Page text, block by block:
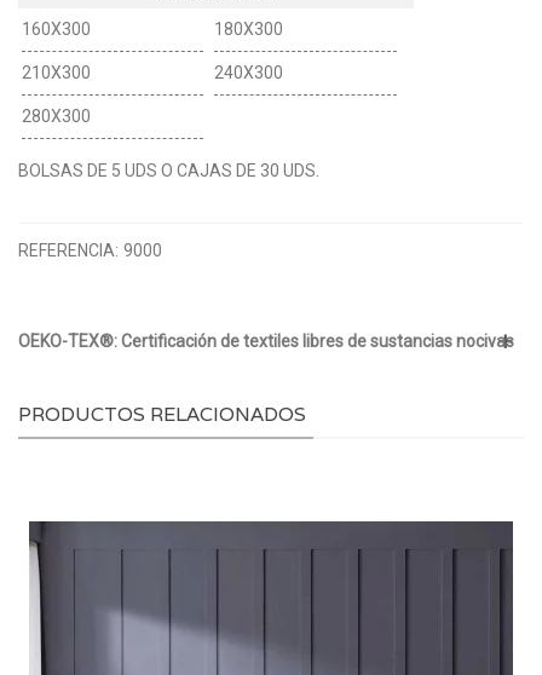
160X300 180X300
210X300 240X300
280X300
BOLSAS DE 5 UDS O CAJAS DE 30 UDS.
REFERENCIA: 9000
OEKO-TEX®: Certificación de textiles libres de sustancias nocivas
PRODUCTOS RELACIONADOS